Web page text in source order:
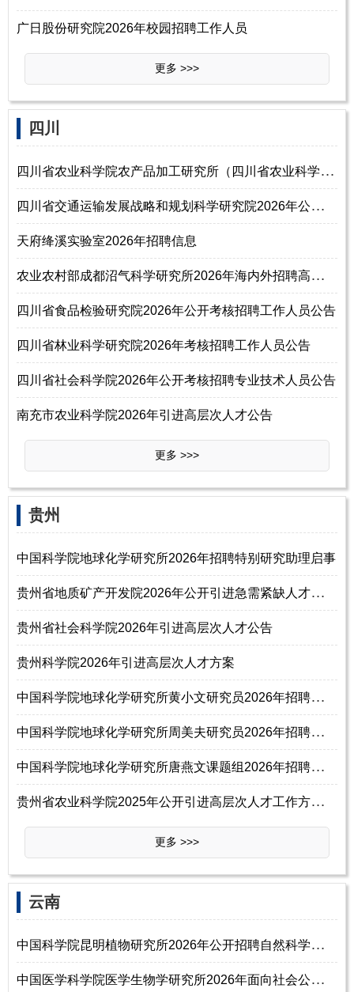
广日股份研究院2026年校园招聘工作人员
更多 >>>
‌四‌川
四
川省农业科学院农产品加工研究所（四川省农业科学院食物与营养健康研究所
四
川省交通运输发展战略和规划科学研究院2026年公开考核招聘工作人员公告
天府绛溪实验室2026年招聘信息
农
业农村部成都沼气科学研究所2026年海内外招聘高层次人才公告
四川省食品检验研究院2026年公开考核招聘工作人员公告
四川省林业科学研究院2026年考核招聘工作人员公告
四川省社会科学院2026年公开考核招聘专业技术人员公告
南充市农业科学院2026年引进高层次人才公告
更多 >>>
‌‌贵州
中国科学院地球化学研究所2026年招聘特别研究助理启事
贵
州省地质矿产开发院2026年公开引进急需紧缺人才工作方案
贵州省社会科学院2026年引进高层次人才公告
贵州科学院2026年引进高层次人才方案
中
国科学院地球化学研究所黄小文研究员2026年招聘特别研究助理启事
中
国科学院地球化学研究所周美夫研究员2026年招聘特别研究助理启事
中
国科学院地球化学研究所唐燕文课题组2026年招聘特别研究助理启事
贵
州省农业科学院2025年公开引进高层次人才工作方案（二）
更多 >>>
‌‌云南
中
国科学院昆明植物研究所2026年公开招聘自然科学研究系列助理研究员公告（
中
国医学科学院医学生物学研究所2026年面向社会公开招聘工作人员公告